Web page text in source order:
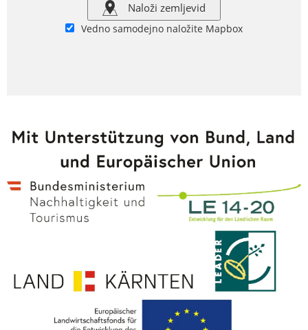
Naloži zemljevid
Vedno samodejno naložite Mapbox